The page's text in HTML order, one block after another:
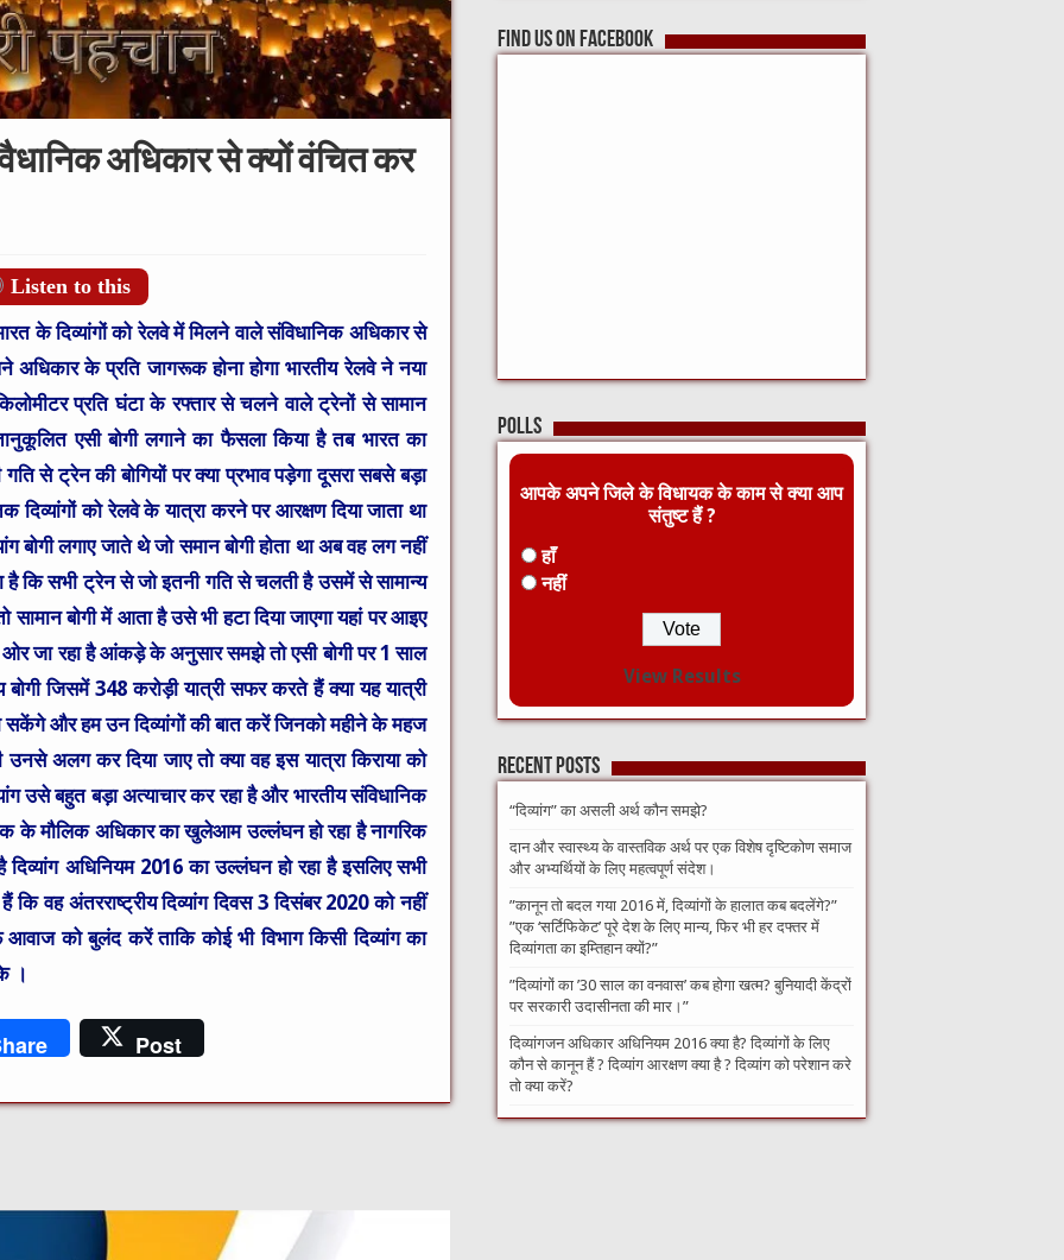
अधिकार से क्यों वंचित कर
Listen to this
के दिव्यांगों को रेलवे में मिलने वाले संविधानिक अधिकार से
अधिकार के प्रति जागरूक होना होगा भारतीय रेलवे ने नया
प्रति घंटा के रफ्तार से चलने वाले ट्रेनों से सामान
एसी बोगी लगाने का फैसला किया है तब भारत का
से ट्रेन की बोगियों पर क्या प्रभाव पड़ेगा दूसरा सबसे बड़ा
दिव्यांगों को रेलवे के यात्रा करने पर आरक्षण दिया जाता था
लगाए जाते थे जो समान बोगी होता था अब वह लग नहीं
कि सभी ट्रेन से जो इतनी गति से चलती है उसमें से सामान्य
तो सामान बोगी में आता है उसे भी हटा दिया जाएगा यहां पर आइए
जा रहा है आंकड़े के अनुसार समझे तो एसी बोगी पर 1 साल
जिसमें 348 करोड़ी यात्री सफर करते हैं क्या यह यात्री
सकेंगे और हम उन दिव्यांगों की बात करें जिनको महीने के महज
उनसे अलग कर दिया जाए तो क्या वह इस यात्रा किराया को
उसे बहुत बड़ा अत्याचार कर रहा है और भारतीय संविधानिक
के मौलिक अधिकार का खुलेआम उल्लंघन हो रहा है नागरिक
अधिनियम 2016 का उल्लंघन हो रहा है इसलिए सभी
वह अंतरराष्ट्रीय दिव्यांग दिवस 3 दिसंबर 2020 को नहीं
को बुलंद करें ताकि कोई भी विभाग किसी दिव्यांग का
।
Post
Find us on Facebook
Polls
आपके अपने जिले के विधायक के काम से क्या आप
संतुष्ट हैं ?
हाँ
नहीं
View Results
Recent Posts
“दिव्यांग” का असली अर्थ कौन समझे?
दान और स्वास्थ्य के वास्तविक अर्थ पर एक विशेष दृष्टिकोण समाज
और अभ्यर्थियों के लिए महत्वपूर्ण संदेश।
​”कानून तो बदल गया 2016 में, दिव्यांगों के हालात कब बदलेंगे?”​
”एक ‘सर्टिफिकेट’ पूरे देश के लिए मान्य, फिर भी हर दफ्तर में
दिव्यांगता का इम्तिहान क्यों?”
​”दिव्यांगों का ’30 साल का वनवास’ कब होगा खत्म? बुनियादी केंद्रों
पर सरकारी उदासीनता की मार।”
दिव्यांगजन अधिकार अधिनियम 2016 क्या है? दिव्यांगों के लिए
कौन से कानून हैं ? दिव्यांग आरक्षण क्या है ? दिव्यांग को परेशान करे
तो क्या करें?